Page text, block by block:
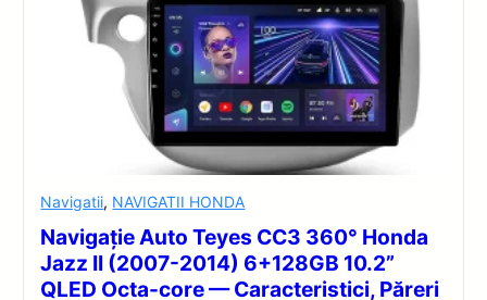
Navigatii, NAVIGATII HONDA
Navigație Auto Teyes CC3 360° Honda
Jazz II (2007-2014) 6+128GB 10.2”
QLED Octa-core — Caracteristici, Păreri